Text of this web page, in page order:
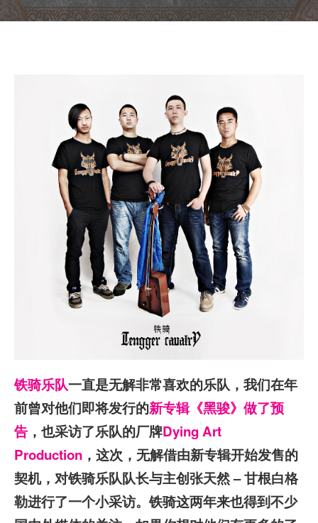
铁骑乐队一直是无解非常喜欢的乐队，我们在年
前曾对他们即将发行的新专辑《黑骏》 做了预
告 ，也采访了乐队的厂牌Dying Art
Production ，这次，无解借由新专辑开始发售的
契机，对铁骑乐队队长与主创张天然 – 甘根白格
勒进行了一个小采访。铁骑这两年来也得到不少